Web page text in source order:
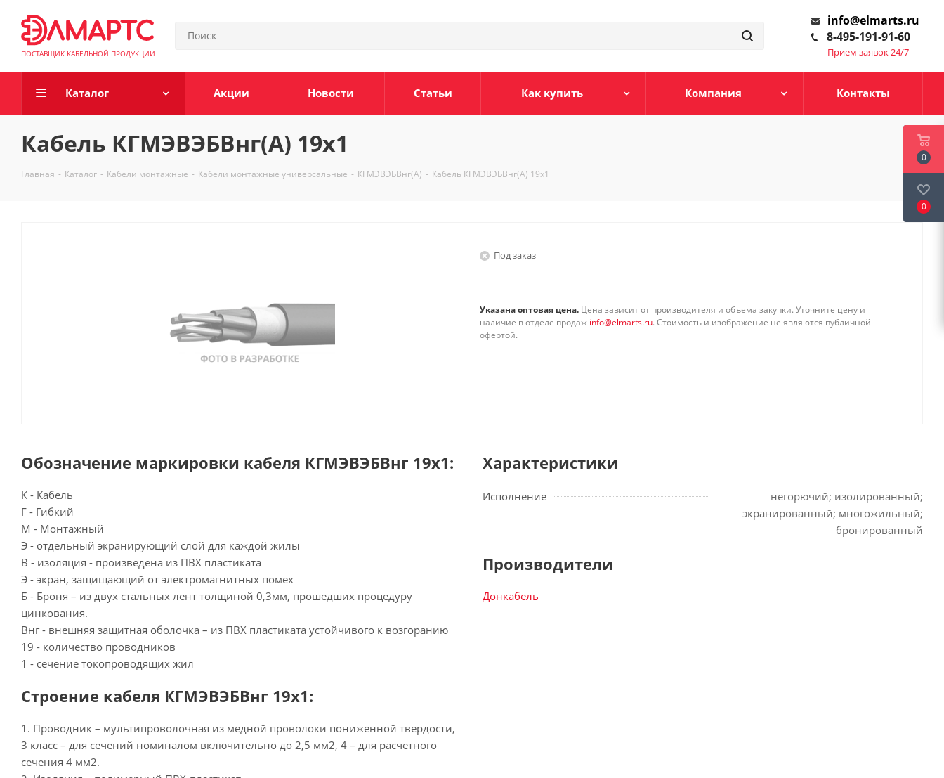
ПОСТАВЩИК КАБЕЛЬНОЙ ПРОДУКЦИИ
info@elmarts.ru
8-495-191-91-60
Прием заявок 24/7
Каталог Акции Новости Статьи Как купить Компания Контакты
Кабель КГМЭВЭБВнг(А) 19х1
Главная - Каталог - Кабели монтажные - Кабели монтажные универсальные - КГМЭВЭБВнг(А) - Кабель КГМЭВЭБВнг(А) 19х1
Под заказ
Указана оптовая цена. Цена зависит от производителя и объема закупки. Уточните цену и
наличие в отделе продаж info@elmarts.ru. Стоимость и изображение не являются публичной
офертой.
Обозначение маркировки кабеля КГМЭВЭБВнг 19х1:
К - Кабель
Г - Гибкий
М - Монтажный
Э - отдельный экранирующий слой для каждой жилы
В - изоляция - произведена из ПВХ пластиката
Э - экран, защищающий от электромагнитных помех
Б - Броня – из двух стальных лент толщиной 0,3мм, прошедших процедуру
цинкования.
Внг - внешняя защитная оболочка – из ПВХ пластиката устойчивого к возгоранию
19 - количество проводников
1 - сечение токопроводящих жил
Строение кабеля КГМЭВЭБВнг 19х1:
1. Проводник – мультипроволочная из медной проволоки пониженной твердости,
3 класс – для сечений номиналом включительно до 2,5 мм2, 4 – для расчетного
сечения 4 мм2.
Характеристики
Исполнение
негорючий; изолированный;
экранированный; многожильный;
бронированный
Производители
Донкабель
0
0